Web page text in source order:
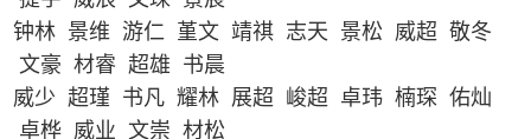
钟林 景维 游仁 堇文 靖祺 志天 景松 威超 敬冬
文豪 材睿 超雄 书晨
威少 超瑾 书凡 耀林 展超 峻超 卓玮 楠琛 佑灿
卓桦 威业 文崇 材松